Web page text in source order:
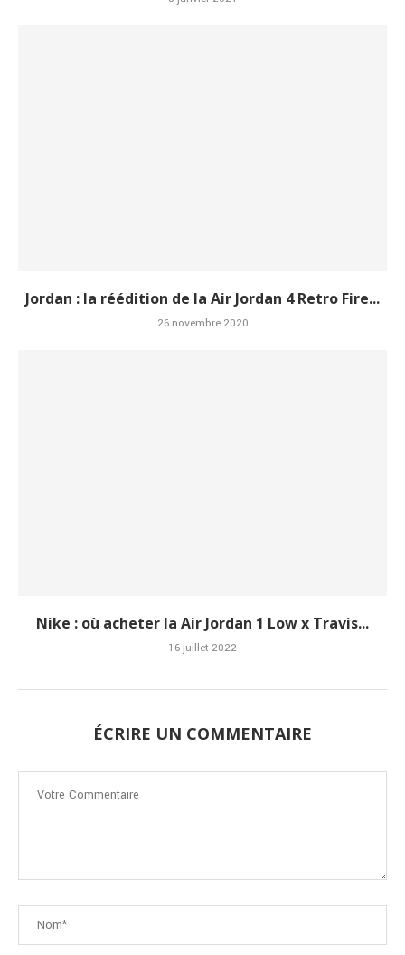
Jordan : la réédition de la Air Jordan 4 Retro Fire...
26 novembre 2020
Nike : où acheter la Air Jordan 1 Low x Travis...
16 juillet 2022
ÉCRIRE UN COMMENTAIRE